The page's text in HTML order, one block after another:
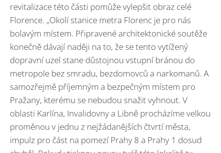
revitalizace této části pomůže vylepšit obraz celé
Florence. „Okolí stanice metra Florenc je pro nás
bolavým místem. Připravené architektonické soutěže
konečně dávají naději na to, že se tento vytížený
dopravní uzel stane důstojnou vstupní bránou do
metropole bez smradu, bezdomovců a narkomanů. A
samozřejmě příjemným a bezpečným místem pro
Pražany, kterému se nebudou snažit vyhnout. V
oblasti Karlína, Invalidovny a Libně procházíme velkou
proměnou v jednu z nejžádanějších čtvrtí města,
impulz pro část na pomezí Prahy 8 a Prahy 1 dosud